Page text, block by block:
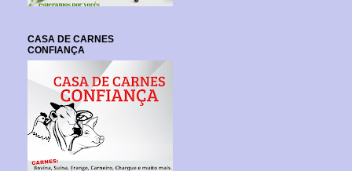
CASA DE CARNES
CONFIANÇA